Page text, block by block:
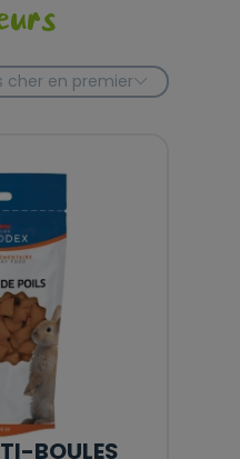
cher en premier
BOULES